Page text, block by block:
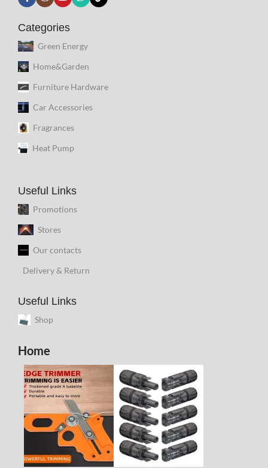
Categories
Green Energy
Home&Garden
Furniture Hardware
Car Accessories
Fragrances
Heat Pump
Useful Links
Promotions
Stores
Our contacts
Delivery & Return
Useful Links
Shop
Home